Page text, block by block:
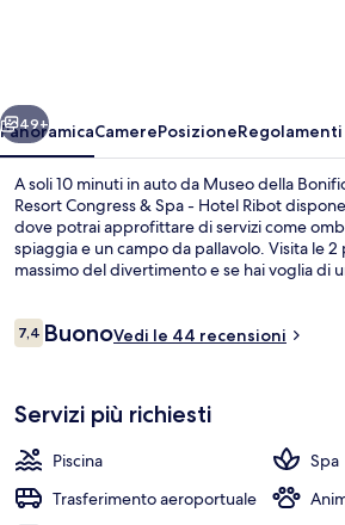
Spa
-
Hotel
Ribot
Avanti
49+
PanoramicaCamerePosizioneRegolamenti
A soli 10 minuti in auto da Museo della
Resort Congress & Spa - Hotel Ribot
dove potrai approfittare di servizi come
spiaggia e un campo da pallavolo. Visita le
massimo del divertimento e se hai voglia di
in loco, propone cucina internazionale e
Recensioni
7,47,4 su 10
BuonoVedi le 44 recensioni
Servizi più richiesti
Piscina
Spa
Trasferimento aeroportuale